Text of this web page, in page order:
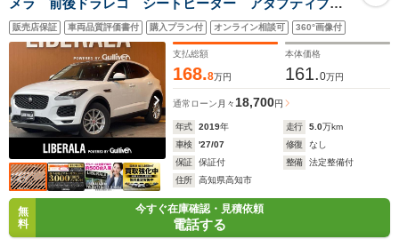
メラ 前後ドラレコ シートヒーター アダプティブク
ルーズコントロール パワーバックドア
Applecarplay Android Auto コーナーセンサー ブ
レーキアシスト
販売店保証 車両品質評価書付 購入プラン付 オンライン相談可 360°画像付
支払総額
168.8万円
本体価格
161.0万円
通常ローン 月々18,700円
年式 2019年 走行 5.0万km
車検
'27/07 修復
なし
保証
保証付 整備
法定整備付
住所
高知県高知市
無
料
今すぐ在庫確認・見積依頼
電話する